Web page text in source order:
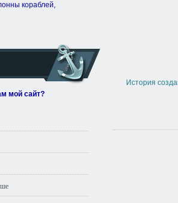
кораблей,
мой сайт?
История